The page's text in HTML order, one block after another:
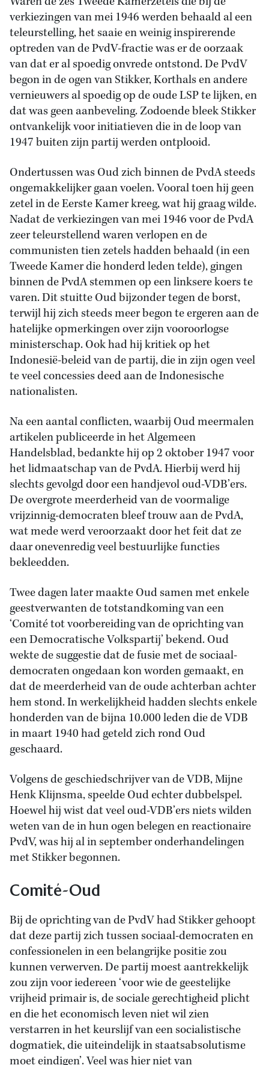
verkiezingen van mei 1946 werden behaald al een
teleurstelling, het saaie en weinig inspirerende
optreden van de PvdV-fractie was er de oorzaak
van dat er al spoedig onvrede ontstond. De PvdV
begon in de ogen van Stikker, Korthals en andere
vernieuwers al spoedig op de oude LSP te lijken, en
dat was geen aanbeveling. Zodoende bleek Stikker
ontvankelijk voor initiatieven die in de loop van
1947 buiten zijn partij werden ontplooid.
Ondertussen was Oud zich binnen de PvdA steeds
ongemakkelijker gaan voelen. Vooral toen hij geen
zetel in de Eerste Kamer kreeg, wat hij graag wilde.
Nadat de verkiezingen van mei 1946 voor de PvdA
zeer teleurstellend waren verlopen en de
communisten tien zetels hadden behaald (in een
Tweede Kamer die honderd leden telde), gingen
binnen de PvdA stemmen op een linksere koers te
varen. Dit stuitte Oud bijzonder tegen de borst,
terwijl hij zich steeds meer begon te ergeren aan de
hatelijke opmerkingen over zijn vooroorlogse
ministerschap. Ook had hij kritiek op het
Indonesië-beleid van de partij, die in zijn ogen veel
te veel concessies deed aan de Indonesische
nationalisten.
Na een aantal conflicten, waarbij Oud meermalen
artikelen publiceerde in het Algemeen
Handelsblad, bedankte hij op 2 oktober 1947 voor
het lidmaatschap van de PvdA. Hierbij werd hij
slechts gevolgd door een handjevol oud-VDB’ers.
De overgrote meerderheid van de voormalige
vrijzinnig-democraten bleef trouw aan de PvdA,
wat mede werd veroorzaakt door het feit dat ze
daar onevenredig veel bestuurlijke functies
bekleedden.
Twee dagen later maakte Oud samen met enkele
geestverwanten de totstandkoming van een
‘Comité tot voorbereiding van de oprichting van
een Democratische Volkspartij’ bekend. Oud
wekte de suggestie dat de fusie met de sociaal-
democraten ongedaan kon worden gemaakt, en
dat de meerderheid van de oude achterban achter
hem stond. In werkelijkheid hadden slechts enkele
honderden van de bijna 10.000 leden die de VDB
in maart 1940 had geteld zich rond Oud
geschaard.
Volgens de geschiedschrijver van de VDB, Mijne
Henk Klijnsma, speelde Oud echter dubbelspel.
Hoewel hij wist dat veel oud-VDB’ers niets wilden
weten van de in hun ogen belegen en reactionaire
PvdV, was hij al in september onderhandelingen
met Stikker begonnen.
Comité-Oud
Bij de oprichting van de PvdV had Stikker gehoopt
dat deze partij zich tussen sociaal-democraten en
confessionelen in een belangrijke positie zou
kunnen verwerven. De partij moest aantrekkelijk
zou zijn voor iedereen ‘voor wie de geestelijke
vrijheid primair is, de sociale gerechtigheid plicht
en die het economisch leven niet wil zien
verstarren in het keurslijf van een socialistische
dogmatiek, die uiteindelijk in staatsabsolutisme
moet eindigen’. Veel was hier niet van